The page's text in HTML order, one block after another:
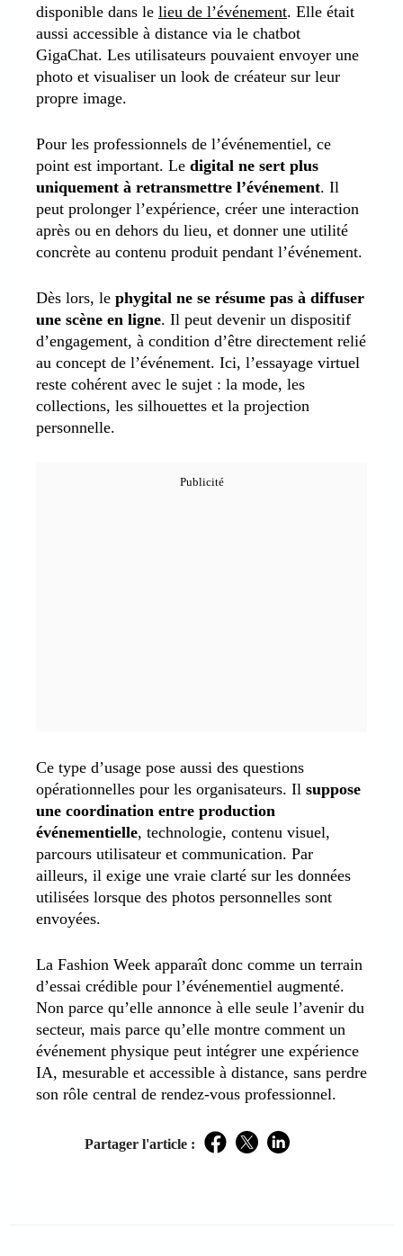
disponible dans le lieu de l’événement. Elle était
aussi accessible à distance via le chatbot
GigaChat. Les utilisateurs pouvaient envoyer une
photo et visualiser un look de créateur sur leur
propre image.
Pour les professionnels de l’événementiel, ce
point est important. Le digital ne sert plus
uniquement à retransmettre l’événement. Il
peut prolonger l’expérience, créer une interaction
après ou en dehors du lieu, et donner une utilité
concrète au contenu produit pendant l’événement.
Dès lors, le phygital ne se résume pas à diffuser
une scène en ligne. Il peut devenir un dispositif
d’engagement, à condition d’être directement relié
au concept de l’événement. Ici, l’essayage virtuel
reste cohérent avec le sujet : la mode, les
collections, les silhouettes et la projection
personnelle.
Ce type d’usage pose aussi des questions
opérationnelles pour les organisateurs. Il suppose
une coordination entre production
événementielle, technologie, contenu visuel,
parcours utilisateur et communication. Par
ailleurs, il exige une vraie clarté sur les données
utilisées lorsque des photos personnelles sont
envoyées.
La Fashion Week apparaît donc comme un terrain
d’essai crédible pour l’événementiel augmenté.
Non parce qu’elle annonce à elle seule l’avenir du
secteur, mais parce qu’elle montre comment un
événement physique peut intégrer une expérience
IA, mesurable et accessible à distance, sans perdre
son rôle central de rendez-vous professionnel.
Partager l'article : Facebook
TwitterLinkedIn